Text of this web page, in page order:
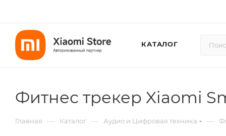
КАТАЛОГ
Фитнес трекер Xiaomi
Главная — Каталог — Аудио и Цифровая техника —